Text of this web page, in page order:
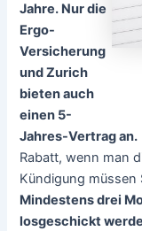
Jahre. Nur die
Ergo-
Versicherung
und Zurich
bieten auch
einen 5-
Jahres-Vertrag an.
Rabatt, wenn man
Kündigung müssen
Mindestens drei
losgeschickt